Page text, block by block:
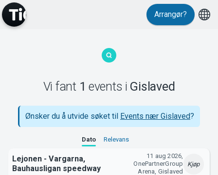
MyTickster
Support
Arrangør?
Vi fant 1 events i Gislaved
Ønsker du å utvide søket til Events nær Gislaved?
Dato Relevans
Lejonen - Vargarna,
Bauhausligan speedway
11 aug 2026,
OnePartnerGroup
Arena, Gislaved
Kjøp